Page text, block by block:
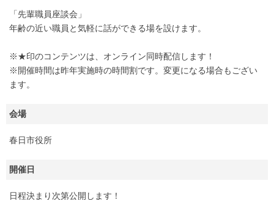
「先輩職員座談会」
年齢の近い職員と気軽に話ができる場を設けます。
※★印のコンテンツは、オンライン同時配信します！
※開催時間は昨年実施時の時間割です。変更になる場合もござい
ます。
会場
春日市役所
開催日
日程決まり次第公開します！